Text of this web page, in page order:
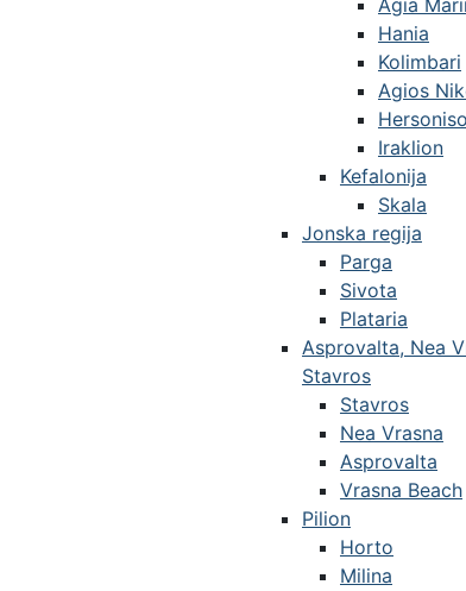
Agia
Hania
Kolimbari
Agios
Iraklion
Kefalonija
Skala
Jonska regija
Parga
Sivota
Plataria
Asprovalta, Nea
Stavros
Stavros
Nea Vrasna
Asprovalta
Vrasna Beach
Pilion
Horto
Milina